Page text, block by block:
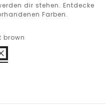
dir stehen. Entdecke
Farben.
brown